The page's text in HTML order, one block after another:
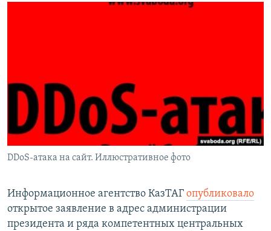
DDoS-атака на сайт. Иллюстративное фото
Информационное агентство КазТАГ опубликовало
открытое заявление в адрес администрации
президента и ряда компетентных центральных